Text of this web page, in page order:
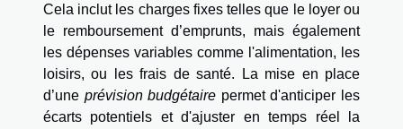
Cela inclut les charges fixes telles que le loyer ou
le remboursement d’emprunts, mais également
les dépenses variables comme l'alimentation, les
loisirs, ou les frais de santé. La mise en place
d’une prévision budgétaire permet d'anticiper les
écarts potentiels et d'ajuster en temps réel la